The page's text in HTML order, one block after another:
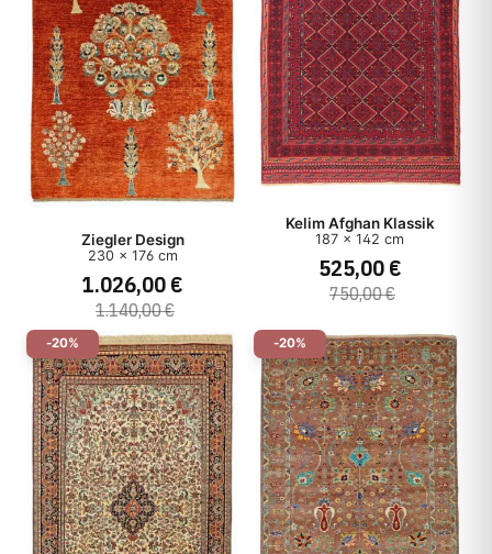
Ziegler Design
230 x 176 cm
1.026,00 €
1.140,00 €
Kelim Afghan Klassik
187 x 142 cm
525,00 €
750,00 €
-20% -20%